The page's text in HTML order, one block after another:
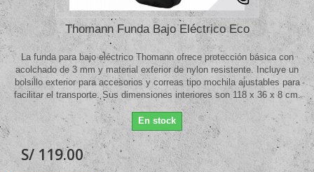
Thomann Funda Bajo Eléctrico Eco
La funda para bajo eléctrico Thomann ofrece protección básica con
acolchado de 3 mm y material exterior de nylon resistente. Incluye un
bolsillo exterior para accesorios y correas tipo mochila ajustables para
facilitar el transporte. Sus dimensiones interiores son 118 x 36 x 8 cm.
En stock
S/ 119.00